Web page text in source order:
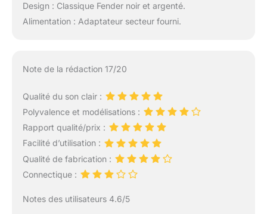
Design : Classique Fender noir et argenté.
Alimentation : Adaptateur secteur fourni.
Note de la rédaction 17/20
Qualité du son clair :
Polyvalence et modélisations :
Rapport qualité/prix :
Facilité d’utilisation :
Qualité de fabrication :
Connectique :
Notes des utilisateurs 4.6/5